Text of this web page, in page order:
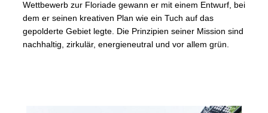
Wettbewerb zur Floriade gewann er mit einem Entwurf, bei
dem er seinen kreativen Plan wie ein Tuch auf das
gepolderte Gebiet legte. Die Prinzipien seiner Mission sind
nachhaltig, zirkulär, energieneutral und vor allem grün.